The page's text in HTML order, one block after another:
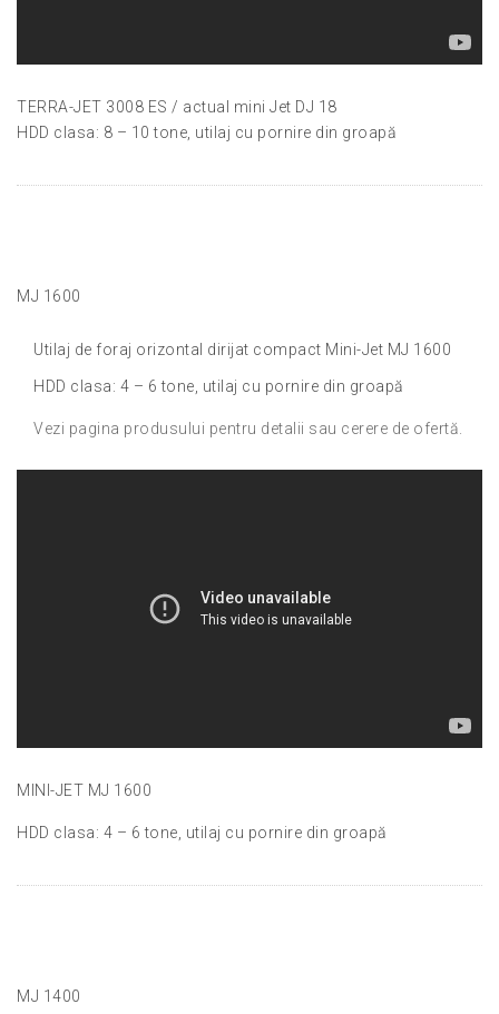
TERRA-JET 3008 ES / actual mini Jet DJ 18
HDD clasa: 8 – 10 tone, utilaj cu pornire din groapă
MJ 1600
Utilaj de foraj orizontal dirijat compact Mini-Jet MJ 1600
HDD clasa: 4 – 6 tone, utilaj cu pornire din groapă
Vezi pagina produsului pentru detalii sau cerere de ofertă.
MINI-JET MJ 1600
HDD clasa: 4 – 6 tone, utilaj cu pornire din groapă
MJ 1400